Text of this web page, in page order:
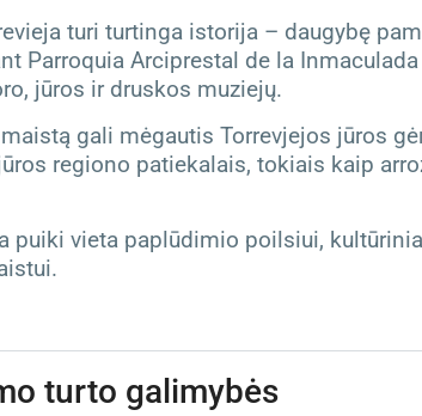
turi turtinga istorija – daugybę
Parroquia Arciprestal de la
jūros ir druskos muziejų.
gali mėgautis Torrevjejos jūros
regiono patiekalais, tokiais kaip
puiki vieta paplūdimio poilsiui,
turto galimybės